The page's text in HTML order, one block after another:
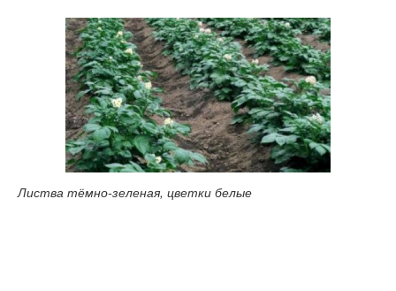
Листва тёмно-зеленая, цветки белые